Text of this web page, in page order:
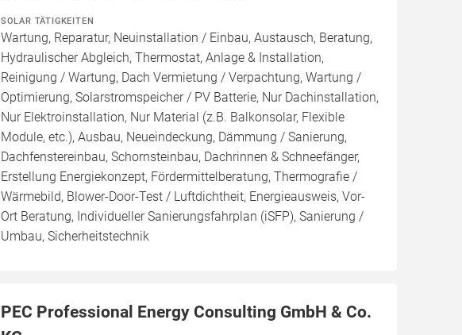
SOLAR TÄTIGKEITEN
Wartung, Reparatur, Neuinstallation / Einbau, Austausch, Beratung,
Hydraulischer Abgleich, Thermostat, Anlage & Installation,
Reinigung / Wartung, Dach Vermietung / Verpachtung, Wartung /
Optimierung, Solarstromspeicher / PV Batterie, Nur Dachinstallation,
Nur Elektroinstallation, Nur Material (z.B. Balkonsolar, Flexible
Module, etc.), Ausbau, Neueindeckung, Dämmung / Sanierung,
Dachfenstereinbau, Schornsteinbau, Dachrinnen & Schneefänger,
Erstellung Energiekonzept, Fördermittelberatung, Thermografie /
Wärmebild, Blower-Door-Test / Luftdichtheit, Energieausweis, Vor-
Ort Beratung, Individueller Sanierungsfahrplan (iSFP), Sanierung /
Umbau, Sicherheitstechnik
PEC Professional Energy Consulting GmbH & Co.